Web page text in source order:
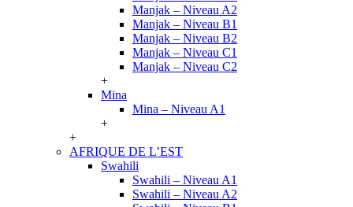
Manjak – Niveau A2
Manjak – Niveau B1
Manjak – Niveau B2
Manjak – Niveau C1
Manjak – Niveau C2
+
Mina
Mina – Niveau A1
+
+
AFRIQUE DE L’EST
Swahili
Swahili – Niveau A1
Swahili – Niveau A2